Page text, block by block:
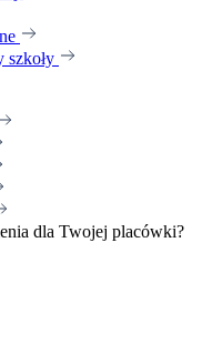
szkoły
dla Twojej placówki?